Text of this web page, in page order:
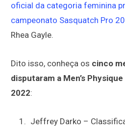
oficial da categoria feminina
campeonato Sasquatch Pro
Rhea Gayle.
Dito isso, conheça os cinco
disputaram a Men’s
2022:
Jeffrey Darko –